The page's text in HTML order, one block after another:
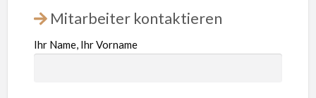
Mitarbeiter kontaktieren
Ihr Name, Ihr Vorname